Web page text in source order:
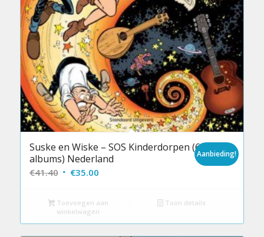
Suske en Wiske – SOS Kinderdorpen (6
albums) Nederland
€41.40 Oorspronkelijke
was:
€41.40.
€35.00Huidige
is:
€35.00.
Aanbieding!
Toevoegen aan
winkelwagen
Toon details